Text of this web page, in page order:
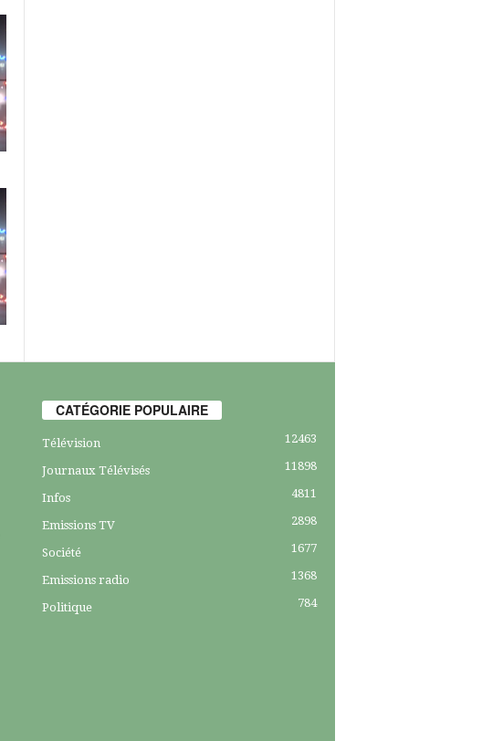
CATÉGORIE POPULAIRE
Télévision 12463
Journaux Télévisés 11898
Infos 4811
Emissions TV 2898
Société 1677
Emissions radio 1368
Politique 784